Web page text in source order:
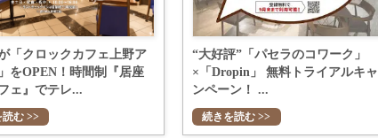
「クロックカフェ上野ア
をOPEN！時間制『居座
ェ』でテレ...
む >>
“大好評”「パセラのコワーク」
×「Dropin」 無料トライアルキャ
ンペーン！ ...
続きを読む >>